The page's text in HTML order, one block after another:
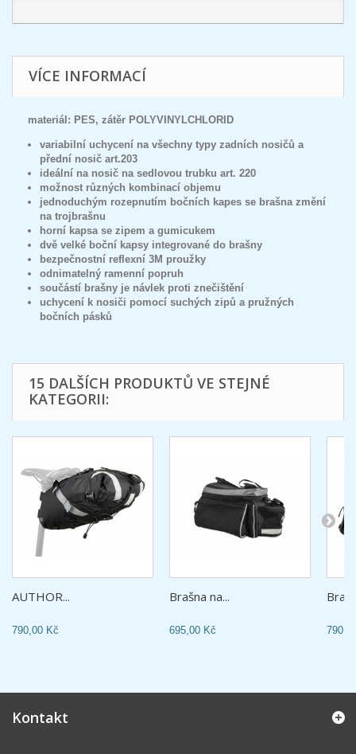
VÍCE INFORMACÍ
materiál: PES, zátěr POLYVINYLCHLORID
variabilní uchycení na všechny typy zadních nosičů a
přední nosič art.203
ideální na nosič na sedlovou trubku art. 220
možnost různých kombinací objemu
jednoduchým rozepnutím bočních kapes se brašna změní
na trojbrašnu
horní kapsa se zipem a gumicukem
dvě velké boční kapsy integrované do brašny
bezpečnostní reflexní 3M proužky
odnimatelný ramenní popruh
součástí brašny je návlek proti znečištění
uchycení k nosiči pomocí suchých zipů a pružných
bočních pásků
15 DALŠÍCH PRODUKTŮ VE STEJNÉ
KATEGORII:
AUTHOR...
790,00 Kč
Brašna na...
695,00 Kč
Kontakt